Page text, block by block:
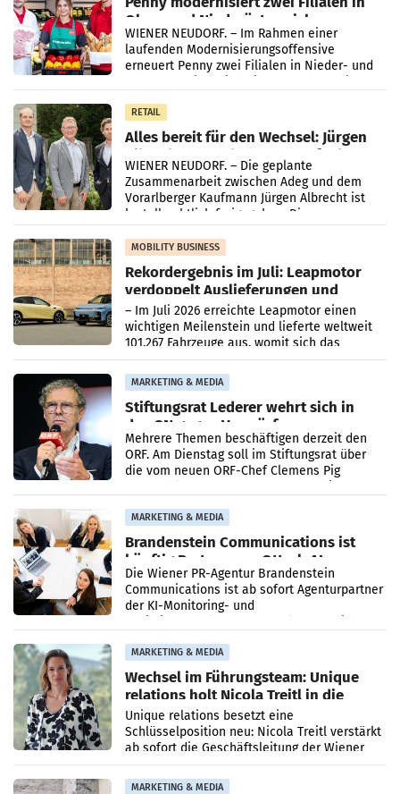
Ober- und Niederösterreich
WIENER NEUDORF. – Im Rahmen einer
laufenden Modernisierungsoffensive
erneuert Penny zwei Filialen in Nieder- und
RETAIL
Alles bereit für den Wechsel: Jürgen
Albrecht setzt ab 1.1.2027 auf Adeg
WIENER NEUDORF. – Die geplante
Zusammenarbeit zwischen Adeg und dem
Vorarlberger Kaufmann Jürgen Albrecht ist
kartellrechtlich freigegeben: Die
Bundeswettbewerbsbehörde und der
Bundeskartellanwalt
MOBILITY BUSINESS
Rekordergebnis im Juli: Leapmotor
verdoppelt Auslieferungen und
überschreitet die 100.000er-Marke
– Im Juli 2026 erreichte Leapmotor einen
wichtigen Meilenstein und lieferte weltweit
101.267 Fahrzeuge aus, womit sich das
Ergebnis gegenüber Juli 2025 mehr als
verdoppelte (+102
MARKETING & MEDIA
Stiftungsrat Lederer wehrt sich in
den SN gegen Vorwürfe
Mehrere Themen beschäftigen derzeit den
ORF. Am Dienstag soll im Stiftungsrat über
die vom neuen ORF-Chef Clemens Pig
MARKETING & MEDIA
Brandenstein Communications ist
künftig Partner von OtterlyAI
Die Wiener PR-Agentur Brandenstein
Communications ist ab sofort Agenturpartner
der KI-Monitoring- und
MARKETING & MEDIA
Wechsel im Führungsteam: Unique
relations holt Nicola Treitl in die
Geschäftsleitung
Unique relations besetzt eine
Schlüsselposition neu: Nicola Treitl verstärkt
ab sofort die Geschäftsleitung der Wiener
PR-Agentur an der Seite von Josef Kalina und
Anna Kalina-Mahr.
MARKETING & MEDIA